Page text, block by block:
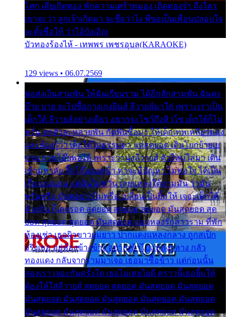
โศก เสียเถิดทอง พักความเศร้าหมอง เถิดทองจ๋า ถึงใคร
เขาจะว่า ลูกเจ้าเกิดมา จะชื่อว่าไง พี่ขอเป็นเพื่อนปลอบใจ
จะตั้งชื่อให้ ว่าไอ้บังเอิญ
บัวทองร้องไห้ - เทพพร เพชรอุบล(KARAOKE)
129 views • 06.07.2569
พ่อส่งเงินสามพัน ให้ฉันเรียนราม ได้อีกสักสามพัน ฉันคง
บ๊าย บาย จะไปซื้อกางเกงยีนส์ ลีวายส์มาใส่ เพราะเราเป็น
เด็กใต้ ลีวายส์อย่างเดียว อยากจะโชว์ถึงหิวโซ เด็กใต้ก็ไม่
หวั่น ตกตัวละหลายพัน กัดฟันซื้อมา ให้เด็กเทพเหลียวมอง
และต้องรู้ว่า เด็กใต้ไม่ธรรมดา แต่สุดยอด เดินโยกย้ายเย
ยวน กวนโอ๊ยพอได้ เพราะว่านุ่งลีวายส์ ตัวใหม่ใส่มา เดิน
เข้ามหาลัย จิ๊กโก๊มองหน้า ท่าจะมีปัญหา ไม่พอใจ ได้เป็น
เรื่องแน่นอน แต่ฉันไม่หวั่น เลยแหลงใต้ถามมัน ว่ามัน
พรั่นพรือ มันตอบว่าไม่พรื่อ เปลี่ยนเป็นยิ้มให้ เจอะเด็กใต้
ด้วยกัน ก็เลยรอด สุดยอด สุดยอด สุดยอด มันสุดยอด สุด
ยอด สุดยอด สุดยอด มันสุดยอด แอบหลงรักสาวราม ที่พัก
ห้องเช่า เธอผิวขาวผมยาว ปากแดงแหลงกลาง ถูกสเป็ก
จริงเธอ อยู่ห้องข้างข้าง อยากเข้าไปแหลงกลาง กลัว
ทองแดง กลับจากรามมาเจอ เธอมาซื้อข้าว แต่ก่อนนั้น
สองเรา เจอะกันครั้งใด เธอไม่เคยไยดี คราวนี้เธอยิ้มให้
ต้องให้ใส่ลีวายส์ สุดยอด สุดยอด มันสุดยอด มันสุดยอด
มันสุดยอด มันสุดยอด มันสุดยอด มันสุดยอด มันสุดยอด
มันสุดยอด มันสุดยอด มันสุดยอด มันสุดยอด มันสุดยอด